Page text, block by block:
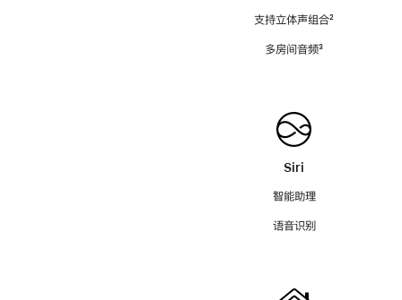
支持立体声组合脚
²
多房间音频脚
³
Siri
智能助理
语音识别